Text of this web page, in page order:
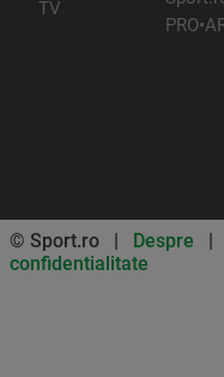
TV
© Sport.ro | Despre |
confidentialitate